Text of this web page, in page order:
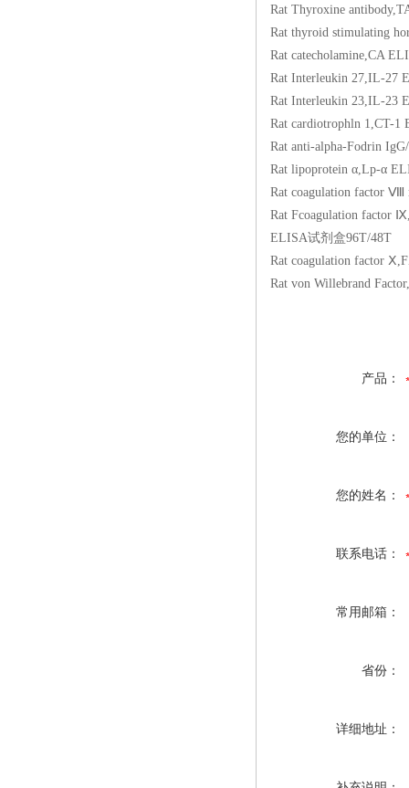
Rat Thyroxine
Rat thyroid stimulating
Rat catecholamine,CA
Rat Interleukin 27,IL-27
Rat Interleukin 23,IL-23
Rat cardiotrophln 1,CT-
Rat anti-alpha-Fodrin
Rat lipoprotein α,Lp-α
Rat coagulation factor
Rat Fcoagulation factor
ELISA试剂盒96T/48T
Rat coagulation factor
Rat von Willebrand
产品：
您的单位：
您的姓名：
联系电话：
常用邮箱：
省份：
详细地址：